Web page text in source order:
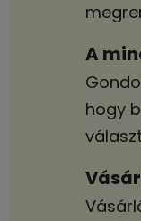
A
hogy